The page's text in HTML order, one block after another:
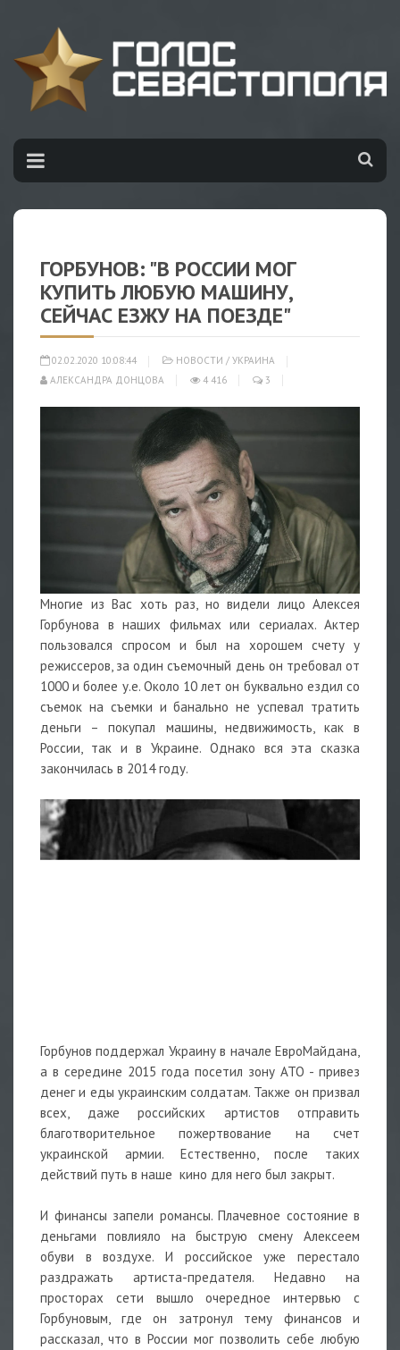
ГОРБУНОВ: "В РОССИИ МОГ
КУПИТЬ ЛЮБУЮ МАШИНУ,
СЕЙЧАС ЕЗЖУ НА ПОЕЗДЕ"
02.02.2020 10:08:44 НОВОСТИ / УКРАИНА
АЛЕКСАНДРА ДОНЦОВА
4 416 3
Многие из Вас хоть раз, но видели лицо Алексея
Горбунова в наших фильмах или сериалах. Актер
пользовался спросом и был на хорошем счету у
режиссеров, за один съемочный день он требовал от
1000 и более у.е. Около 10 лет он буквально ездил со
съемок на съемки и банально не успевал тратить
деньги – покупал машины, недвижимость, как в
России, так и в Украине. Однако вся эта сказка
закончилась в 2014 году.
Горбунов поддержал Украину в начале ЕвроМайдана,
а в середине 2015 года посетил зону АТО - привез
денег и еды украинским солдатам. Также он призвал
всех, даже российских артистов отправить
благотворительное пожертвование на счет
украинской армии. Естественно, после таких
действий путь в наше кино для него был закрыт.
И финансы запели романсы. Плачевное состояние в
деньгами повлияло на быструю смену Алексеем
обуви в воздухе. И российское уже перестало
раздражать артиста-предателя. Недавно на
просторах сети вышло очередное интервью с
Горбуновым, где он затронул тему финансов и
рассказал, что в России мог позволить себе любую